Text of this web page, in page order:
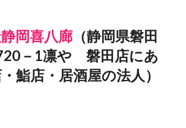
岡喜八廊 （静岡県磐田
－1凛や 磐田店にあ
鮨店・居酒屋の法人）